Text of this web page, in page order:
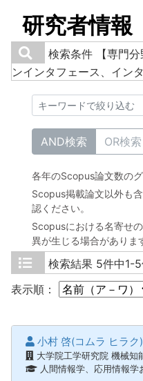
研究者情報
検索条件
【専門
ンインタフェース、イン
AND検索 OR検索
各年のScopus論文数の
Scopus掲載論文以外も
認ください。
Scopusにおける名寄せ
異が生じる場合がありま
検索結果 5件中1-5
表示順：
小村 啓(コムラ ヒラク)
大学院工学研究院 機械知
人間情報学、応用情報学およびその関